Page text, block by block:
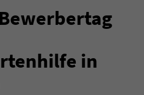
in